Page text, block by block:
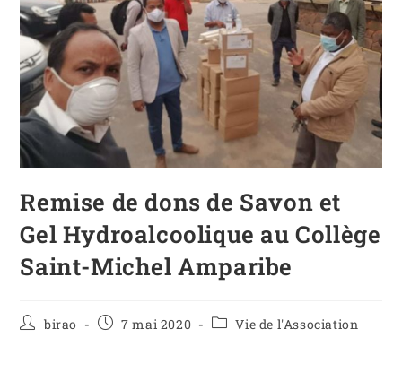
Remise de dons de Savon et
Gel Hydroalcoolique au Collège
Saint-Michel Amparibe
birao 7 mai 2020 Vie de l'Association